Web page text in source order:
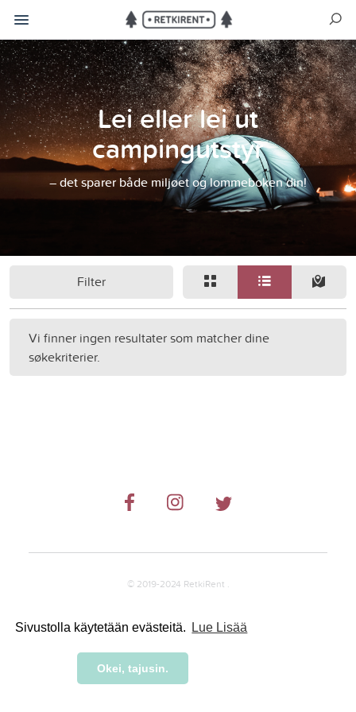
Sivustolla käytetään evästeitä. Lue Lisää
Okei, tajusin.
Lei eller lei ut
campingutstyr
– det sparer både miljøet og lommeboken din!
Filter
Vi finner ingen resultater som matcher dine
søkekriterier.
© 2019-2024 RetkiRent .